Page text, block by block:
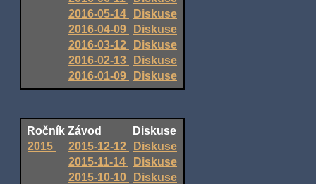
2016-05-14
Diskuse
2016-04-09
Diskuse
2016-03-12
Diskuse
2016-02-13
Diskuse
2016-01-09
Diskuse
Ročník Závod
Diskuse
2015
2015-12-12
Diskuse
2015-11-14
Diskuse
2015-10-10
Diskuse